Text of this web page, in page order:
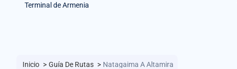
Terminal de Armenia
Inicio > Guía De Rutas > Natagaima A Altamira